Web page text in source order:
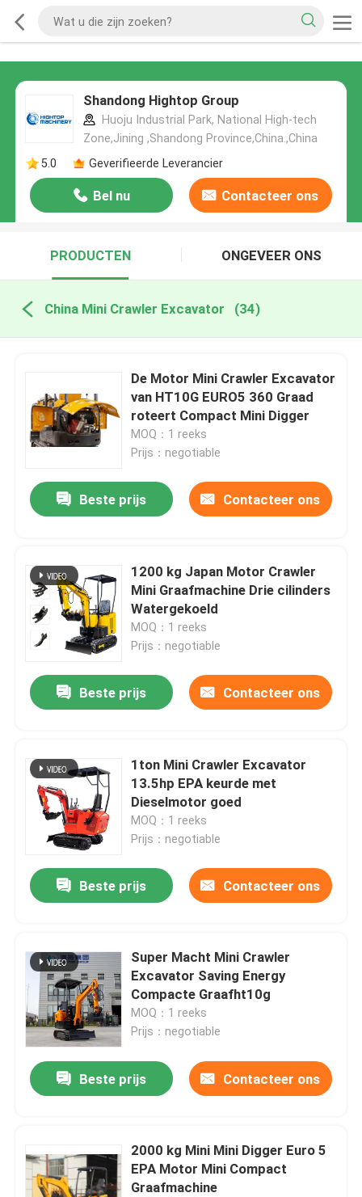
Shandong Hightop Group
Huoju Industrial Park, National High-tech
Zone,Jining ,Shandong Province,China.,China
5.0
Geverifieerde Leverancier
Bel nu Contacteer ons
PRODUCTEN ONGEVEER ONS
China Mini Crawler Excavator (34)
De Motor Mini Crawler Excavator
van HT10G EURO5 360 Graad
roteert Compact Mini Digger
MOQ：1 reeks
Prijs：negotiable
Beste prijs Contacteer ons
1200 kg Japan Motor Crawler
Mini Graafmachine Drie cilinders
Watergekoeld
MOQ：1 reeks
Prijs：negotiable
Beste prijs Contacteer ons
1ton Mini Crawler Excavator
13.5hp EPA keurde met
Dieselmotor goed
MOQ：1 reeks
Prijs：negotiable
Beste prijs Contacteer ons
Super Macht Mini Crawler
Excavator Saving Energy
Compacte Graafht10g
MOQ：1 reeks
Prijs：negotiable
Beste prijs Contacteer ons
2000 kg Mini Mini Digger Euro 5
EPA Motor Mini Compact
Graafmachine